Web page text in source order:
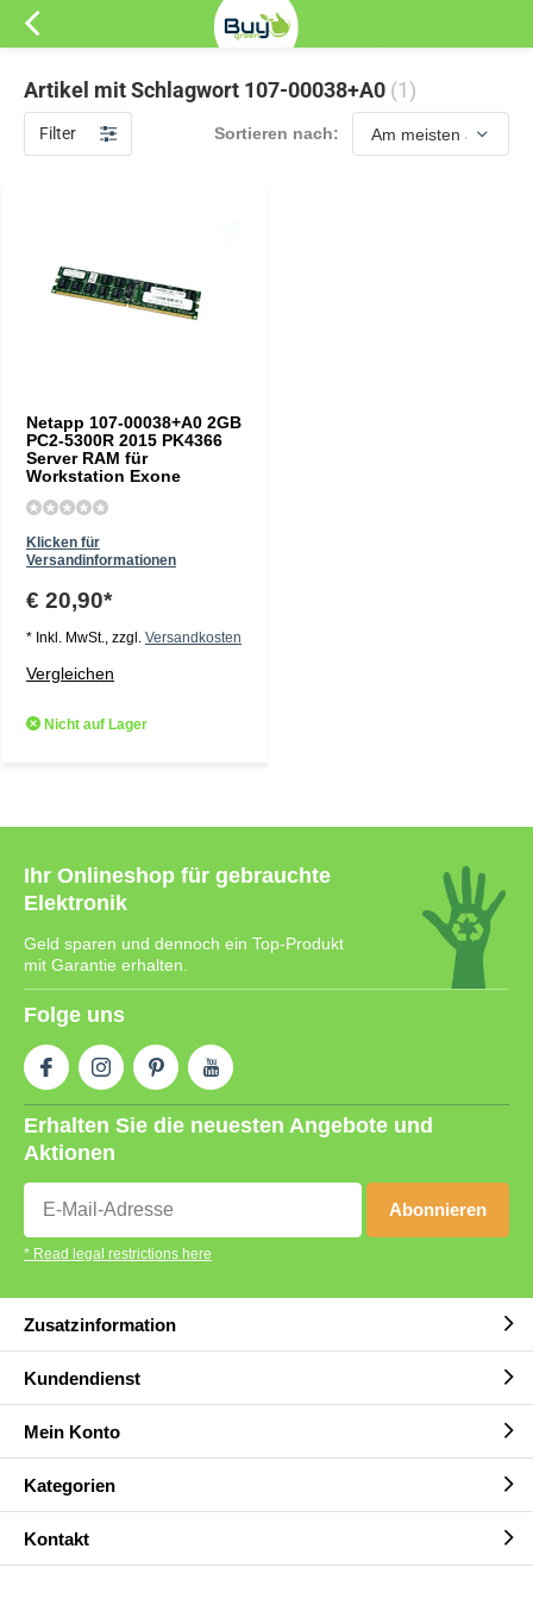
Artikel mit Schlagwort 107-00038+A0 (1)
Filter Sortieren nach:
Netapp 107-00038+A0 2GB
PC2-5300R 2015 PK4366
Server RAM für
Workstation Exone
Klicken für
Versandinformationen
€ 20,90*
* Inkl. MwSt., zzgl. Versandkosten
Vergleichen
Nicht auf Lager
Ihr Onlineshop für gebrauchte
Elektronik
Geld sparen und dennoch ein Top-Produkt
mit Garantie erhalten.
Folge uns
Erhalten Sie die neuesten Angebote und
Aktionen
Abonnieren
* Read legal restrictions here
Zusatzinformation
Kundendienst
Mein Konto
Kategorien
Kontakt